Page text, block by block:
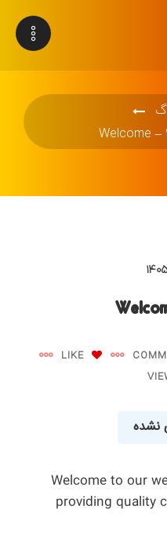
Welcome –
LIKE
نشده
Welcome to our
providing quality